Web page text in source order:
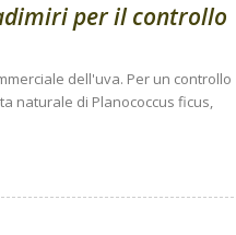
per il controllo
dell'uva. Per un controllo
naturale di Planococcus ficus,